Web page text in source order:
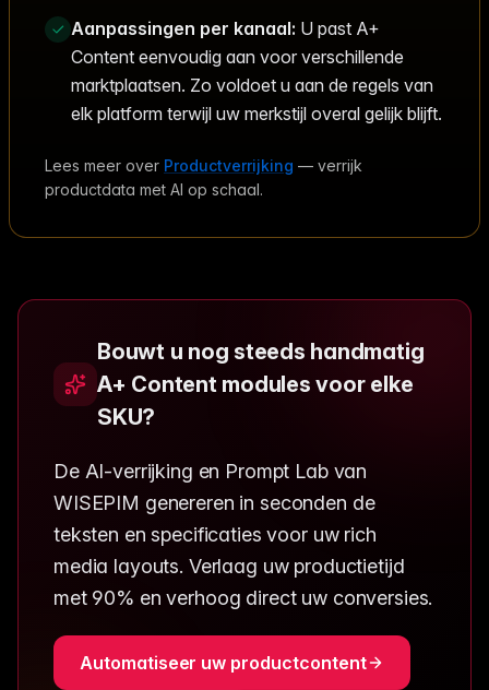
Aanpassingen per kanaal: U past A+
Content eenvoudig aan voor verschillende
marktplaatsen. Zo voldoet u aan de regels van
elk platform terwijl uw merkstijl overal gelijk blijft.
Lees meer over Productverrijking — verrijk
productdata met AI op schaal.
Bouwt u nog steeds handmatig
A+ Content modules voor elke
SKU?
De AI-verrijking en Prompt Lab van
WISEPIM genereren in seconden de
teksten en specificaties voor uw rich
media layouts. Verlaag uw productietijd
met 90% en verhoog direct uw conversies.
Automatiseer uw productcontent